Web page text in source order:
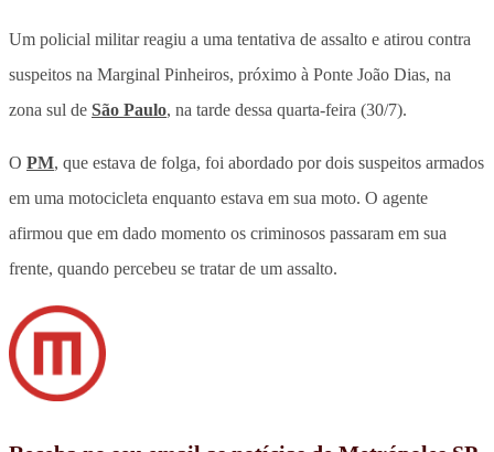
Um policial militar reagiu a uma tentativa de assalto e atirou contra
suspeitos na Marginal Pinheiros, próximo à Ponte João Dias, na
zona sul de São Paulo, na tarde dessa quarta-feira (30/7).
O PM, que estava de folga, foi abordado por dois suspeitos armados
em uma motocicleta enquanto estava em sua moto. O agente
afirmou que em dado momento os criminosos passaram em sua
frente, quando percebeu se tratar de um assalto.